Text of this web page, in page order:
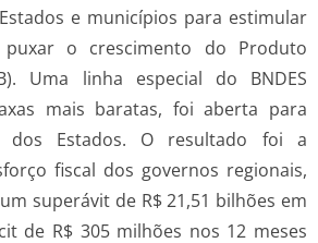
e municípios para estimular
o crescimento do Produto
Uma linha especial do BNDES
mais baratas, foi aberta para
dos Estados. O resultado foi a
fiscal dos governos regionais,
superávit de R$ 21,51 bilhões em
de R$ 305 milhões nos 12 meses